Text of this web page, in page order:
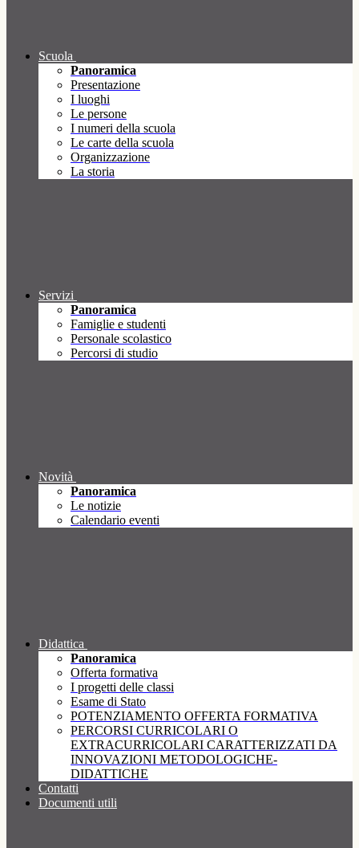
Scuola
Panoramica
Presentazione
I luoghi
Le persone
I numeri della scuola
Le carte della scuola
Organizzazione
La storia
Servizi
Panoramica
Famiglie e studenti
Personale scolastico
Percorsi di studio
Novità
Panoramica
Le notizie
Calendario eventi
Didattica
Panoramica
Offerta formativa
I progetti delle classi
Esame di Stato
POTENZIAMENTO OFFERTA FORMATIVA
PERCORSI CURRICOLARI O
EXTRACURRICOLARI CARATTERIZZATI DA
INNOVAZIONI METODOLOGICHE-
DIDATTICHE
Contatti
Documenti utili